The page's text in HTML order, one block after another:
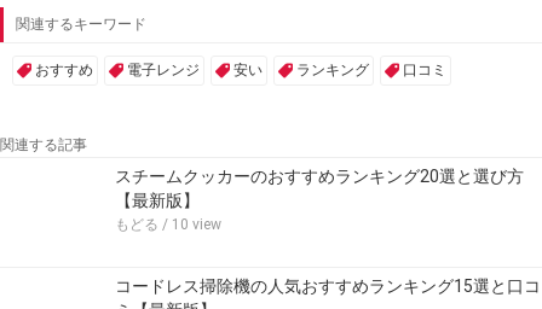
関連するキーワード
おすすめ 電子レンジ 安い ランキング 口コミ
関連する記事
スチームクッカーのおすすめランキング20選と選び方
【最新版】
もどる / 10 view
コードレス掃除機の人気おすすめランキング15選と口コ